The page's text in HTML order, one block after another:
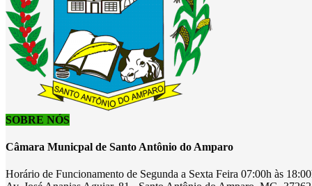
SOBRE NÓS
Câmara Municpal de Santo Antônio do Amparo
Horário de Funcionamento de Segunda a Sexta Feira 07:00h às